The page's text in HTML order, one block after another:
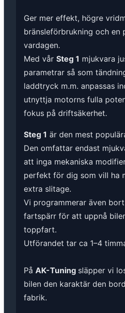
Ger mer effekt, högre
bränsleförbrukning och en
vardagen.
Med vår Steg 1 mjukvara
parametrar så som
laddtryck m.m. anpassas
utnyttja motorns fulla
fokus på driftsäkerhet.
Steg 1 är den mest
Den omfattar endast
att inga mekaniska
perfekt för dig som vill ha
extra slitage.
Vi programmerar även
fartspärr för att uppnå
toppfart.
Utförandet tar ca 1–4
På AK-Tuning släpper vi
bilen den karaktär den
fabrik.